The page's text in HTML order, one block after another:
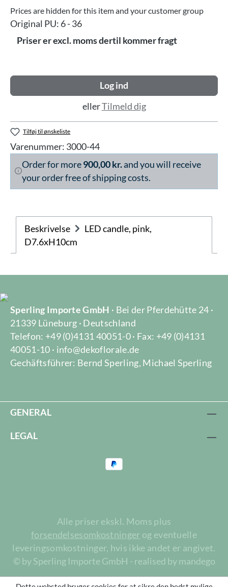
Prices are hidden for this item and your customer group
Original PU: 6 - 36
Priser er excl. moms dertil kommer fragt
Log ind
ellerTilmeld dig
Tilføj til ønskeliste
Varenummer: 3000-44
Order for more900,00 kr.and you will receive
your order free of shipping costs.
Beskrivelse
LED candle, pink,
D7.6xH10cm
Sperling Importe GmbH · Bei der Pferdehütte 24 ·
21339 Lüneburg · Deutschland
Telefon: +49 (0)4131 40051-0 · Fax: +49 (0)4131
40051-10 · info@dekoflorale.de
Gechäftsführer: Bernd Sperling, Michael Sperling
GENERAL
LEGAL
Alle priser ekskl. Moms plus
forsendelsesomkostninger og eventuelle
leveringsomkostninger, hvis ikke andet er angivet.
© by Sperling Importe GmbH - realised by mandego